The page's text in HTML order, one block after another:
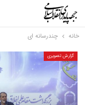
خانه چندرسانه ای
گزارش تصویری